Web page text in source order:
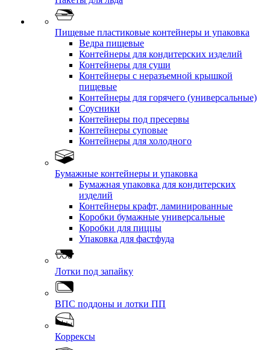
Пищевые пластиковые контейнеры и упаковка
Ведра пищевые
Контейнеры для кондитерских изделий
Контейнеры для суши
Контейнеры с неразъемной крышкой
пищевые
Контейнеры для горячего (универсальные)
Соусники
Контейнеры под пресервы
Контейнеры суповые
Контейнеры для холодного
Бумажные контейнеры и упаковка
Бумажная упаковка для кондитерских
изделий
Контейнеры крафт, ламинированные
Коробки бумажные универсальные
Коробки для пиццы
Упаковка для фастфуда
Лотки под запайку
ВПС поддоны и лотки ПП
Коррексы